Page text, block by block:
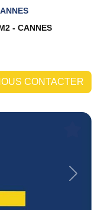
- CANNES
CONTACTER
Next